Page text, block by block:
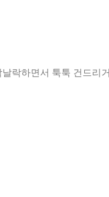
락하면서 툭툭 건드리